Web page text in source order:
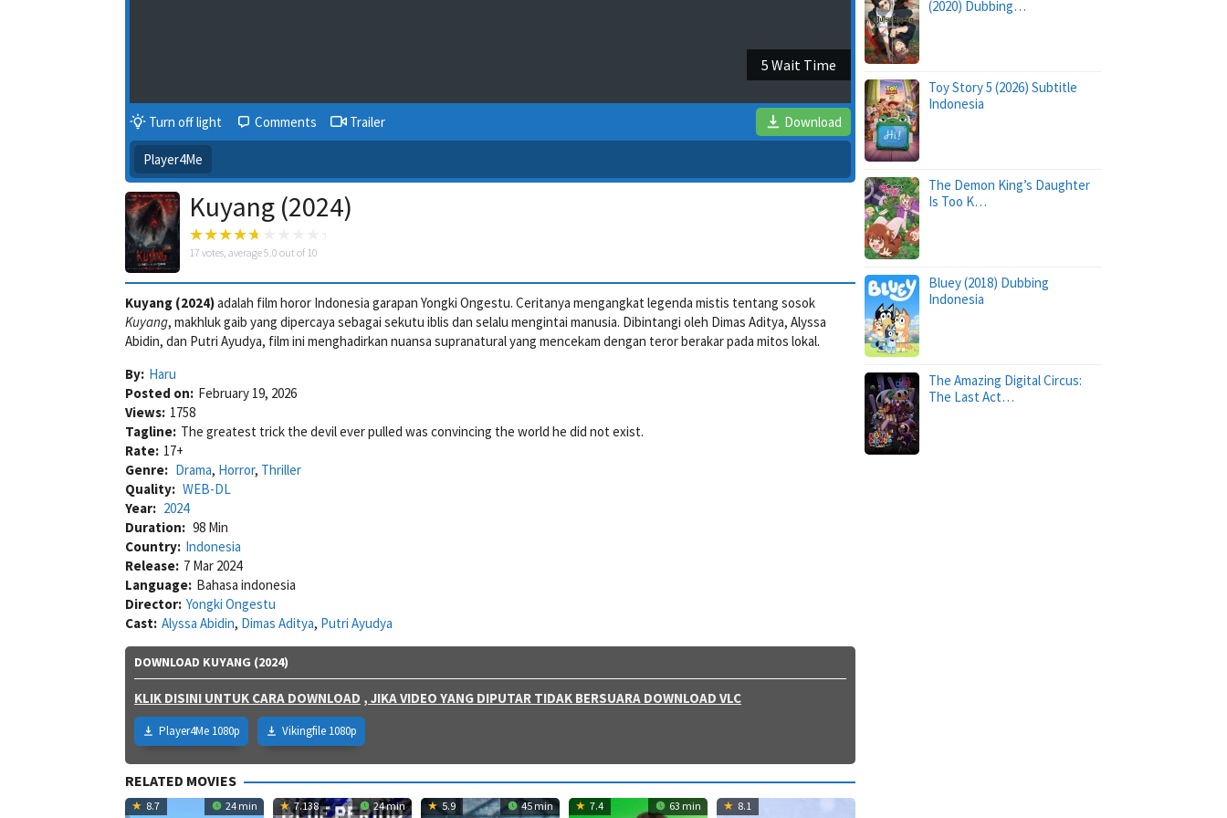
5 Wait Time
Turn off light Comments Trailer Download
Player4Me
Kuyang (2024)
17 votes, average5.0 out of 10
Kuyang (2024)adalah film horor Indonesia garapan Yongki Ongestu. Ceritanya mengangkat legenda mistis tentang sosok
Kuyang, makhluk gaib yang dipercaya sebagai sekutu iblis dan selalu mengintai manusia. Dibintangi oleh Dimas Aditya, Alyssa
Abidin, dan Putri Ayudya, film ini menghadirkan nuansa supranatural yang mencekam dengan teror berakar pada mitos lokal.
By: Haru
Posted on: February 19, 2026
Views: 1758
Tagline: The greatest trick the devil ever pulled was convincing the world he did not exist.
Rate: 17+
Genre: Drama, Horror, Thriller
Quality: WEB-DL
Year: 2024
Duration: 98 Min
Country: Indonesia
Release: 7 Mar 2024
Language: Bahasa indonesia
Director: Yongki Ongestu
Cast: Alyssa Abidin, Dimas Aditya, Putri Ayudya
DOWNLOAD KUYANG (2024)
KLIK DISINI UNTUK CARA DOWNLOAD , JIKA VIDEO YANG DIPUTAR TIDAK BERSUARA DOWNLOAD VLC
Player4Me 1080p Vikingfile 1080p
RELATED MOVIES
8.7 24 min 7.138 24 min 5.9 45 min 7.4 63 min 8.1
(2020) Dubbing…
Toy Story 5 (2026) Subtitle
Indonesia
The Demon King’s Daughter
Is Too K…
Bluey (2018) Dubbing
Indonesia
The Amazing Digital Circus:
The Last Act…